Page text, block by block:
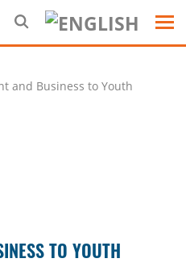
and Business to Youth
TO YOUTH